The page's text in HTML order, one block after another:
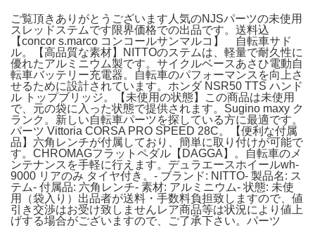
ご覧頂きありがとうございます人気のNJSパーツの未使用
スレッドステムです限界価格での出品です。送料込
【concor s.marco コンコールサンマルコ】 自転車サド
ル。【高品質な素材】NITTOのステムは、軽量で耐久性に
優れたアルミニウム製です。サイクルベースあさひ電動自
転車バッテリー充電器。自転車のパフォーマンスを向上さ
せるために設計されています。ホンダ NSR50 TTS ハンド
ル トップブリッジ。【未使用の状態】この商品は未使用
で、元の袋に入った状態で提供されます。Sugino maxy ク
ランク。新しい自転車パーツを探している方に最適です。
パーツ Vittoria CORSA PRO SPEED 28C。【便利な付属
品】六角レンチが付属しており、簡単に取り付けが可能で
す。CHROMAGフラットペダル【DAGGA】。自転車のメ
ンテナンスを手軽に行えます。デュラエースホイールwh-
9000 リアのみ タイヤ付き。- ブランド: NITTO- 製品名: ス
テム- 付属品: 六角レンチ- 素材: アルミニウム- 状態: 未使
用（袋入り）出品者が送料・手数料負担致しますので、値
引き交渉はお受け致しませんレア商品等は状況により値上
げする場合がございますので、ご了承下さい。パーツ